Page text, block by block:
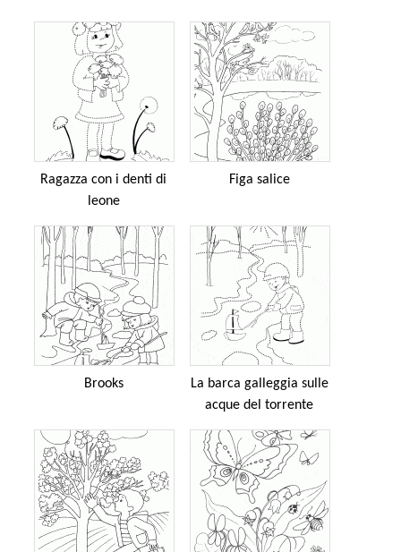
Ragazza con i denti di
leone
Figa salice
Brooks
La barca galleggia sulle
acque del torrente